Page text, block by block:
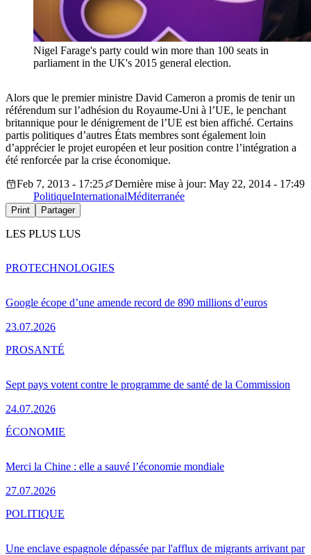
Nigel Farage's party could win more than 100 seats in
parliament in the UK's 2015 general election.
Alors que le premier ministre David Cameron a promis de tenir un
référendum sur l’adhésion du Royaume-Uni à l’UE, le penchant
britannique pour le dénigrement de l’UE est bien affiché. Certains
partis politiques d’autres États membres sont également loin
d’apprécier le projet européen et leur position contre l’intégration a
été renforcée par la crise économique.
Feb 7, 2013 - 17:25
Dernière mise à jour: May 22, 2014 - 17:49
PolitiqueInternationalMéditerranée
Print Partager
LES PLUS LUS
Google écope d’une amende record de 890 millions d’euros
23.07.2026
PROTECHNOLOGIES
Sept pays votent contre le programme de santé de la Commission
24.07.2026
PROSANTÉ
Merci la Chine : elle a sauvé l’économie mondiale
27.07.2026
ÉCONOMIE
Une enclave espagnole dépassée par l'afflux de migrants arrivant par
POLITIQUE